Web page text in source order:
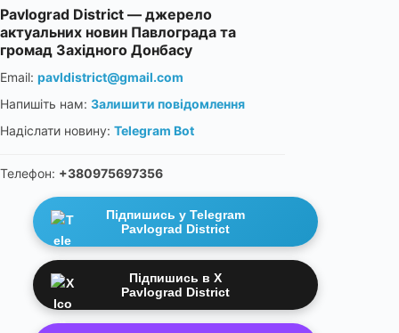
Pavlograd District — джерело
актуальних новин Павлограда та
громад Західного Донбасу
Email: pavldistrict@gmail.com
Напишіть нам: Залишити повідомлення
Надіслати новину: Telegram Bot
Телефон: +380975697356
Підпишись у Telegram
Pavlograd District
Підпишись в X
Pavlograd District